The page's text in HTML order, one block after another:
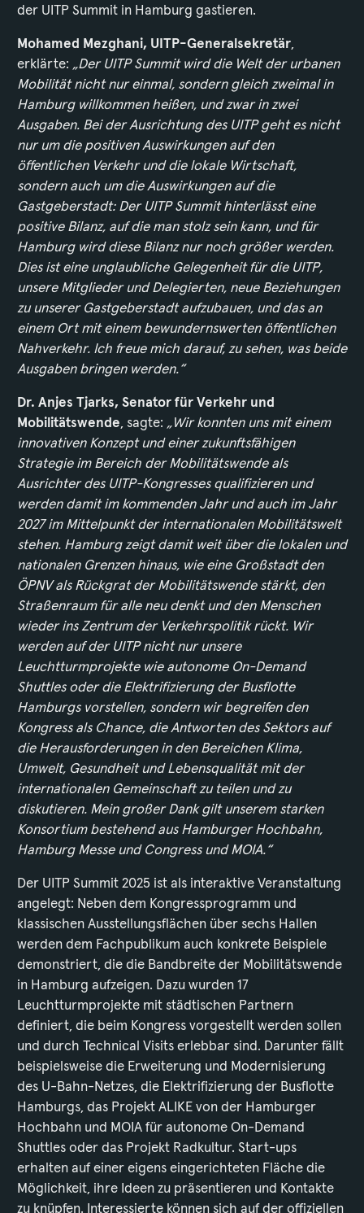
der UITP Summit in Hamburg gastieren.
Mohamed Mezghani, UITP-Generalsekretär,
erklärte: „Der UITP Summit wird die Welt der urbanen
Mobilität nicht nur einmal, sondern gleich zweimal in
Hamburg willkommen heißen, und zwar in zwei
Ausgaben. Bei der Ausrichtung des UITP geht es nicht
nur um die positiven Auswirkungen auf den
öffentlichen Verkehr und die lokale Wirtschaft,
sondern auch um die Auswirkungen auf die
Gastgeberstadt: Der UITP Summit hinterlässt eine
positive Bilanz, auf die man stolz sein kann, und für
Hamburg wird diese Bilanz nur noch größer werden.
Dies ist eine unglaubliche Gelegenheit für die UITP,
unsere Mitglieder und Delegierten, neue Beziehungen
zu unserer Gastgeberstadt aufzubauen, und das an
einem Ort mit einem bewundernswerten öffentlichen
Nahverkehr. Ich freue mich darauf, zu sehen, was beide
Ausgaben bringen werden.“
Dr. Anjes Tjarks, Senator für Verkehr und
Mobilitätswende, sagte: „Wir konnten uns mit einem
innovativen Konzept und einer zukunftsfähigen
Strategie im Bereich der Mobilitätswende als
Ausrichter des UITP-Kongresses qualifizieren und
werden damit im kommenden Jahr und auch im Jahr
2027 im Mittelpunkt der internationalen Mobilitätswelt
stehen. Hamburg zeigt damit weit über die lokalen und
nationalen Grenzen hinaus, wie eine Großstadt den
ÖPNV als Rückgrat der Mobilitätswende stärkt, den
Straßenraum für alle neu denkt und den Menschen
wieder ins Zentrum der Verkehrspolitik rückt. Wir
werden auf der UITP nicht nur unsere
Leuchtturmprojekte wie autonome On-Demand
Shuttles oder die Elektrifizierung der Busflotte
Hamburgs vorstellen, sondern wir begreifen den
Kongress als Chance, die Antworten des Sektors auf
die Herausforderungen in den Bereichen Klima,
Umwelt, Gesundheit und Lebensqualität mit der
internationalen Gemeinschaft zu teilen und zu
diskutieren. Mein großer Dank gilt unserem starken
Konsortium bestehend aus Hamburger Hochbahn,
Hamburg Messe und Congress und MOIA.“
Der UITP Summit 2025 ist als interaktive Veranstaltung
angelegt: Neben dem Kongressprogramm und
klassischen Ausstellungsflächen über sechs Hallen
werden dem Fachpublikum auch konkrete Beispiele
demonstriert, die die Bandbreite der Mobilitätswende
in Hamburg aufzeigen. Dazu wurden 17
Leuchtturmprojekte mit städtischen Partnern
definiert, die beim Kongress vorgestellt werden sollen
und durch Technical Visits erlebbar sind. Darunter fällt
beispielsweise die Erweiterung und Modernisierung
des U-Bahn-Netzes, die Elektrifizierung der Busflotte
Hamburgs, das Projekt ALIKE von der Hamburger
Hochbahn und MOIA für autonome On-Demand
Shuttles oder das Projekt Radkultur. Start-ups
erhalten auf einer eigens eingerichteten Fläche die
Möglichkeit, ihre Ideen zu präsentieren und Kontakte
zu knüpfen. Interessierte können sich auf der offiziellen